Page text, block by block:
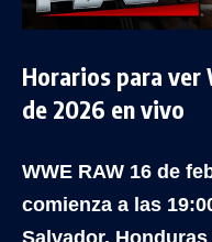
Horarios para ver
de 2026 en vivo
WWE RAW 16 de
comienza a las
Salvador,